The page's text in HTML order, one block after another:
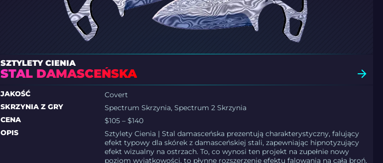
SZTYLETY CIENIA
STAL DAMASCEŃSKA
JAKOŚĆ
Covert
SKRZYNIA Z GRY
Spectrum Skrzynia, Spectrum 2 Skrzynia
CENA
$105 – $140
OPIS
Sztylety Cienia | Stal damasceńska prezentują charakterystyczny, falujący
efekt typowy dla skórek z damasceńskiej stali, zapewniając hipnotyzujący
efekt wizualny na ostrzach. To, co wynosi ten projekt na zupełnie nowy
poziom wyjątkowości, to płynne rozszerzenie efektu falowania na całą broń,